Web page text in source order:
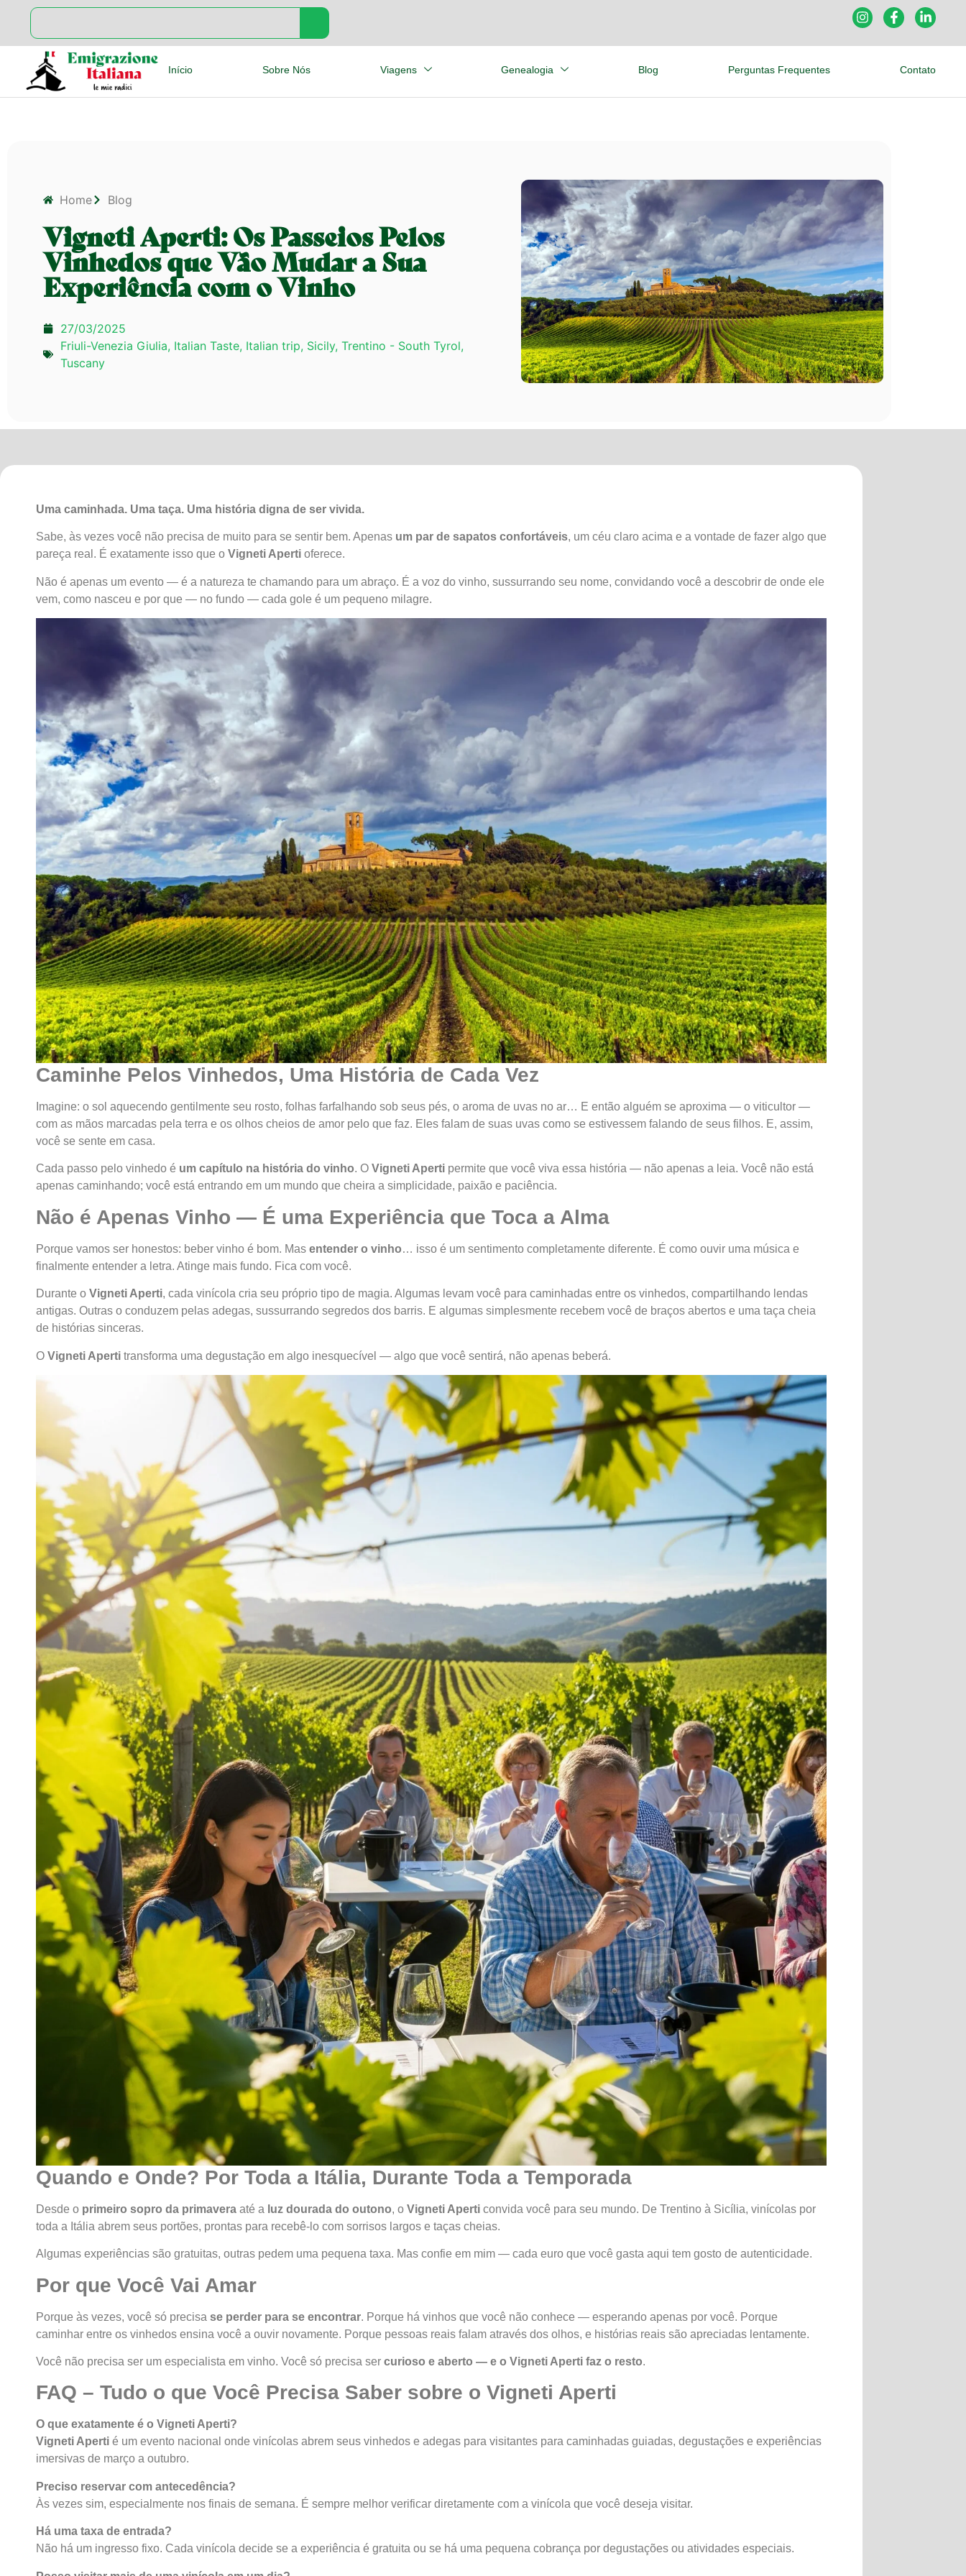
Início Sobre Nós Viagens Genealogia Blog Perguntas Frequentes Contato
Home Blog
Vigneti Aperti: Os Passeios Pelos
Vinhedos que Vão Mudar a Sua
Experiência com o Vinho
27/03/2025
Friuli-Venezia Giulia, Italian Taste, Italian trip, Sicily, Trentino - South Tyrol,
Tuscany
Uma caminhada. Uma taça. Uma história digna de ser vivida.
Sabe, às vezes você não precisa de muito para se sentir bem. Apenas um par de sapatos confortáveis, um céu claro acima e a vontade de fazer algo que
pareça real. É exatamente isso que o Vigneti Aperti oferece.
Não é apenas um evento — é a natureza te chamando para um abraço. É a voz do vinho, sussurrando seu nome, convidando você a descobrir de onde ele
vem, como nasceu e por que — no fundo — cada gole é um pequeno milagre.
Caminhe Pelos Vinhedos, Uma História de Cada Vez
Imagine: o sol aquecendo gentilmente seu rosto, folhas farfalhando sob seus pés, o aroma de uvas no ar… E então alguém se aproxima — o viticultor —
com as mãos marcadas pela terra e os olhos cheios de amor pelo que faz. Eles falam de suas uvas como se estivessem falando de seus filhos. E, assim,
você se sente em casa.
Cada passo pelo vinhedo é um capítulo na história do vinho. O Vigneti Aperti permite que você viva essa história — não apenas a leia. Você não está
apenas caminhando; você está entrando em um mundo que cheira a simplicidade, paixão e paciência.
Não é Apenas Vinho — É uma Experiência que Toca a Alma
Porque vamos ser honestos: beber vinho é bom. Mas entender o vinho… isso é um sentimento completamente diferente. É como ouvir uma música e
finalmente entender a letra. Atinge mais fundo. Fica com você.
Durante o Vigneti Aperti, cada vinícola cria seu próprio tipo de magia. Algumas levam você para caminhadas entre os vinhedos, compartilhando lendas
antigas. Outras o conduzem pelas adegas, sussurrando segredos dos barris. E algumas simplesmente recebem você de braços abertos e uma taça cheia
de histórias sinceras.
O Vigneti Aperti transforma uma degustação em algo inesquecível — algo que você sentirá, não apenas beberá.
Quando e Onde? Por Toda a Itália, Durante Toda a Temporada
Desde o primeiro sopro da primavera até a luz dourada do outono, o Vigneti Aperti convida você para seu mundo. De Trentino à Sicília, vinícolas por
toda a Itália abrem seus portões, prontas para recebê-lo com sorrisos largos e taças cheias.
Algumas experiências são gratuitas, outras pedem uma pequena taxa. Mas confie em mim — cada euro que você gasta aqui tem gosto de autenticidade.
Por que Você Vai Amar
Porque às vezes, você só precisa se perder para se encontrar. Porque há vinhos que você não conhece — esperando apenas por você. Porque
caminhar entre os vinhedos ensina você a ouvir novamente. Porque pessoas reais falam através dos olhos, e histórias reais são apreciadas lentamente.
Você não precisa ser um especialista em vinho. Você só precisa ser curioso e aberto — e o Vigneti Aperti faz o resto.
FAQ – Tudo o que Você Precisa Saber sobre o Vigneti Aperti
O que exatamente é o Vigneti Aperti?
Vigneti Aperti é um evento nacional onde vinícolas abrem seus vinhedos e adegas para visitantes para caminhadas guiadas, degustações e experiências
imersivas de março a outubro.
Preciso reservar com antecedência?
Às vezes sim, especialmente nos finais de semana. É sempre melhor verificar diretamente com a vinícola que você deseja visitar.
Há uma taxa de entrada?
Não há um ingresso fixo. Cada vinícola decide se a experiência é gratuita ou se há uma pequena cobrança por degustações ou atividades especiais.